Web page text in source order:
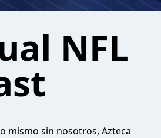
NFL
mismo sin nosotros, Azteca